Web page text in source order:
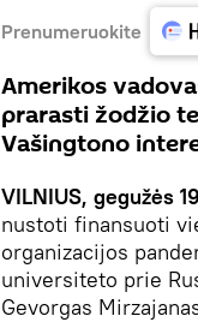
Prenumeruokite
Amerikos
prarasti žodžio
Vašingtono
VILNIUS, gegužės
nustoti finansuoti
organizacijos
universiteto prie
Gevorgas